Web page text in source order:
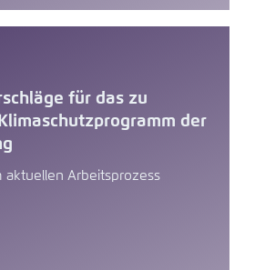
für das zu
der
aktuellen Arbeitsprozess